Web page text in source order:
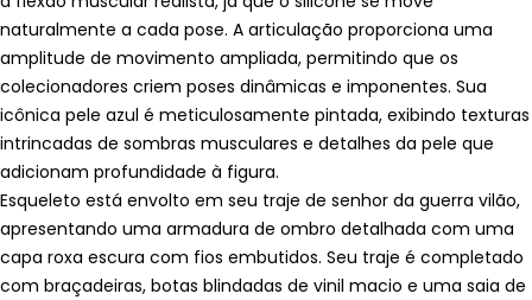
naturalmente a cada pose. A articulação proporciona uma
amplitude de movimento ampliada, permitindo que os
colecionadores criem poses dinâmicas e imponentes. Sua
icônica pele azul é meticulosamente pintada, exibindo texturas
intrincadas de sombras musculares e detalhes da pele que
adicionam profundidade à figura.
Esqueleto está envolto em seu traje de senhor da guerra vilão,
apresentando uma armadura de ombro detalhada com uma
capa roxa escura com fios embutidos. Seu traje é completado
com braçadeiras, botas blindadas de vinil macio e uma saia de